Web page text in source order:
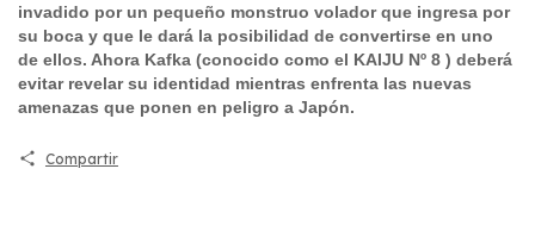
invadido por un pequeño monstruo volador que ingresa por
su boca y que le dará la posibilidad de convertirse en uno
de ellos. Ahora Kafka (conocido como el KAIJU Nº 8 ) deberá
evitar revelar su identidad mientras enfrenta las nuevas
amenazas que ponen en peligro a Japón.
Compartir